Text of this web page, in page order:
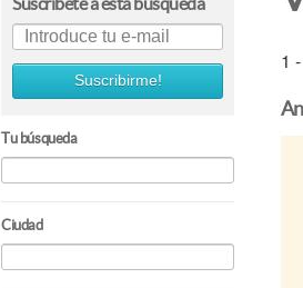
Suscribirme!
Tu búsqueda
Ciudad
1